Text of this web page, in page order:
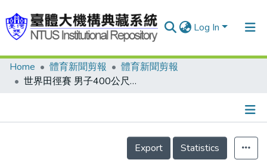
Log In
Communities & Collections
Home 體育新聞剪報
體育新聞剪報
世界田徑賽 男子400公尺接力 締造世界新猷 美國隊錦上添花 躍登獎牌榜首 世界田徑賽風光閉幕
Details
Export
Statistics